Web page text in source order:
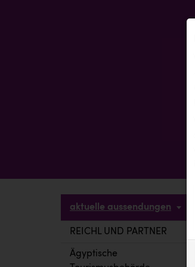
aktuelle aussendungen
REICHL UND PARTNER
Ägyptische